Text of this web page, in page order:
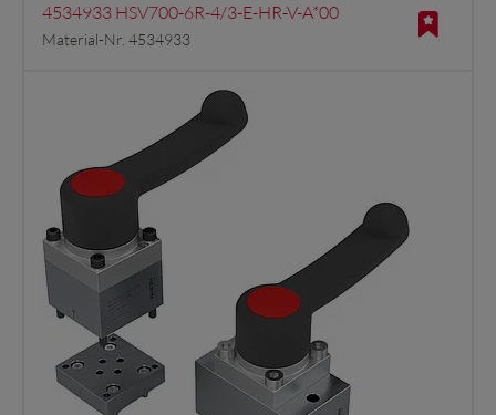
4534933 HSV700-6R-4/3-E-HR-V-A*00
Material-Nr. 4534933